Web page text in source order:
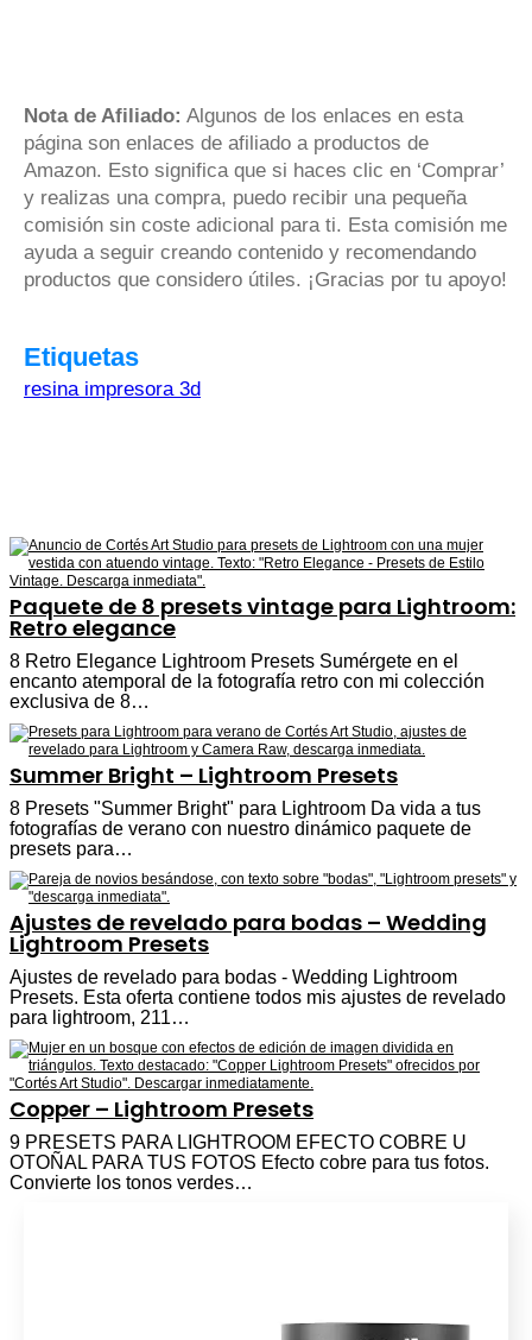
Nota de Afiliado: Algunos de los enlaces en esta
página son enlaces de afiliado a productos de
Amazon. Esto significa que si haces clic en ‘Comprar’
y realizas una compra, puedo recibir una pequeña
comisión sin coste adicional para ti. Esta comisión me
ayuda a seguir creando contenido y recomendando
productos que considero útiles. ¡Gracias por tu apoyo!
Etiquetas
resina impresora 3d
Paquete de 8 presets vintage para Lightroom:
Retro elegance
8 Retro Elegance Lightroom Presets Sumérgete en el
encanto atemporal de la fotografía retro con mi colección
exclusiva de 8…
Summer Bright – Lightroom Presets
8 Presets "Summer Bright" para Lightroom Da vida a tus
fotografías de verano con nuestro dinámico paquete de
presets para…
Ajustes de revelado para bodas – Wedding
Lightroom Presets
Ajustes de revelado para bodas - Wedding Lightroom
Presets. Esta oferta contiene todos mis ajustes de revelado
para lightroom, 211…
Copper – Lightroom Presets
9 PRESETS PARA LIGHTROOM EFECTO COBRE U
OTOÑAL PARA TUS FOTOS Efecto cobre para tus fotos.
Convierte los tonos verdes…